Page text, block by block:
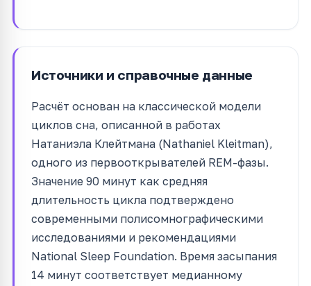
Источники и справочные данные
Расчёт основан на классической модели
циклов сна, описанной в работах
Натаниэла Клейтмана (Nathaniel Kleitman),
одного из первооткрывателей REM-фазы.
Значение 90 минут как средняя
длительность цикла подтверждено
современными полисомнографическими
исследованиями и рекомендациями
National Sleep Foundation. Время засыпания
14 минут соответствует медианному